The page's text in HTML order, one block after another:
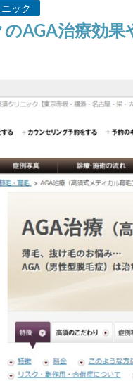
ック
AGA治療効